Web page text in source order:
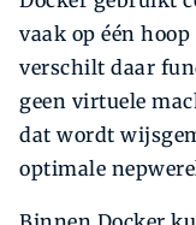
vaak op één
verschilt daar
geen virtuele
dat wordt
optimale